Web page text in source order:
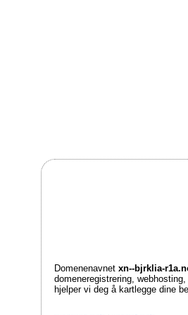
Domenenavnet xn--bjrklia-
domeneregistrering,
hjelper vi deg å kartlegge dine